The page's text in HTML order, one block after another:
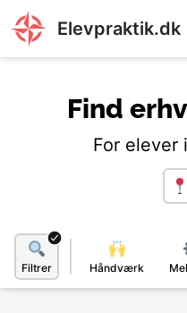
Elevpraktik.dk
Find
For elever
Filtrer Håndværk